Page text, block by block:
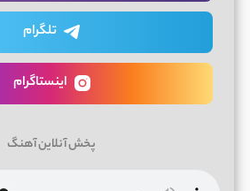
تلگرام
اینستاگرام
پخش آنلاین آهنگ